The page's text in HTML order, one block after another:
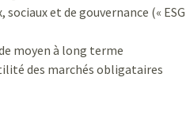
et de gouvernance (« ESG
moyen à long terme
des marchés obligataires